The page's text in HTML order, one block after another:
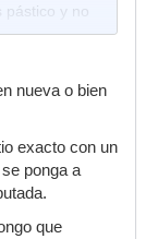
y no
la suelo
y cambiar
sistema de
Throwoff
sera
nueva o bien
exacto con un
ponga a
que